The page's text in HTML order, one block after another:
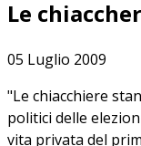
Le
05 Luglio 2009
"Le chiacchiere
politici delle
vita privata del